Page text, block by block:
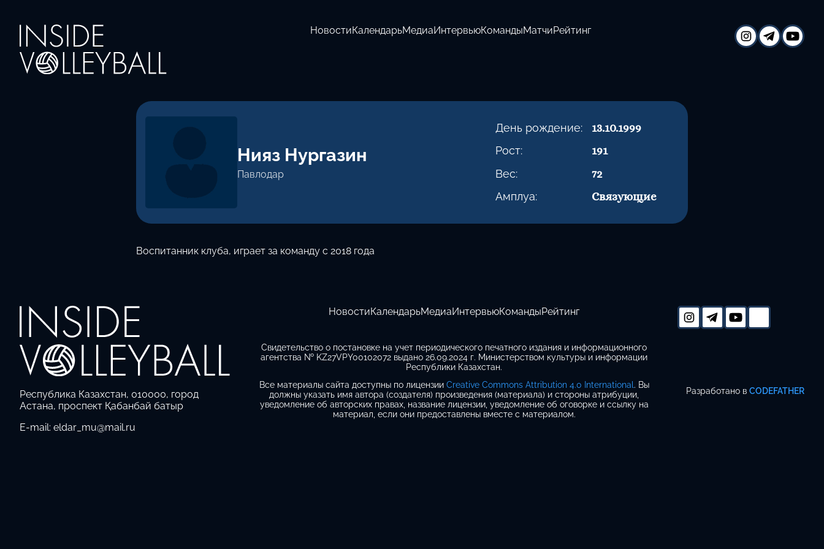
НовостиКалендарьМедиаИнтервьюКомандыМатчиРейтинг
Нияз Нургазин
Павлодар
День рождение:
13.10.1999
Рост:
191
Вес:
72
Амплуа:
Связующие
Воспитанник клуба, играет за команду с 2018 года
Республика Казахстан, 010000, город
Астана, проспект Қабанбай батыр
E-mail: eldar_mu@mail.ru
НовостиКалендарьМедиаИнтервьюКомандыРейтинг
Свидетельство о постановке на учет периодического печатного издания и информационного
агентства № KZ27VPY00102072 выдано 26.09.2024 г. Министерством культуры и информации
Республики Казахстан.
Все материалы сайта доступны по лицензии Creative Commons Attribution 4.0 International. Вы
должны указать имя автора (создателя) произведения (материала) и стороны атрибуции,
уведомление об авторских правах, название лицензии, уведомление об оговорке и ссылку на
материал, если они предоставлены вместе с материалом.
Разработано в CODEFATHER